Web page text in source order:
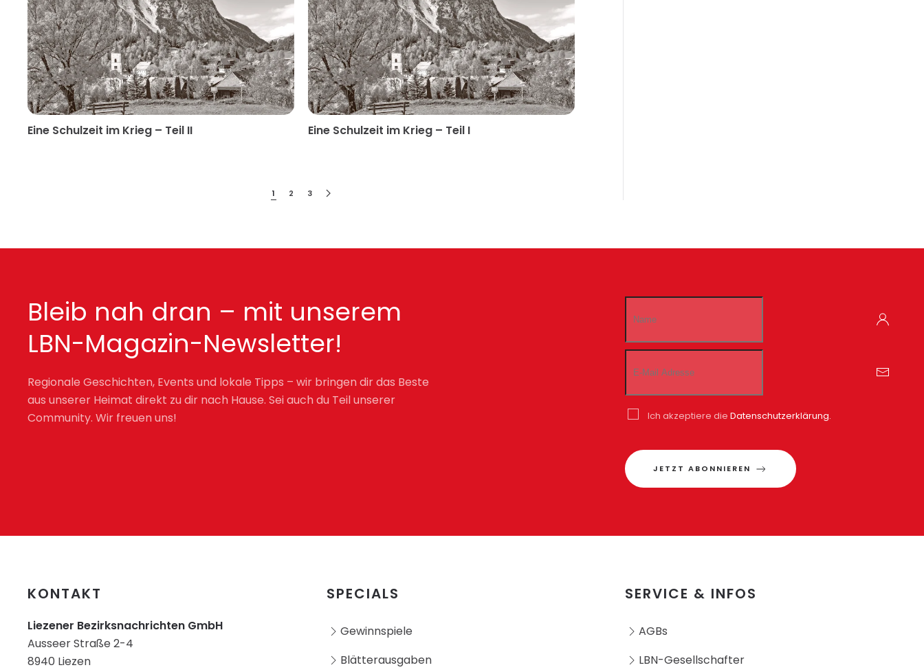
Eine Schulzeit im Krieg – Teil II Eine Schulzeit im Krieg – Teil I
1 2 3
Bleib nah dran – mit unserem
LBN-Magazin-Newsletter!
Regionale Geschichten, Events und lokale Tipps – wir bringen dir das Beste
aus unserer Heimat direkt zu dir nach Hause. Sei auch du Teil unserer
Community. Wir freuen uns!
Ich akzeptiere dieDatenschutzerklärung.
JETZT ABONNIEREN
KONTAKT
Liezener Bezirksnachrichten GmbH
Ausseer Straße 2-4
8940 Liezen
SPECIALS
Gewinnspiele
Blätterausgaben
SERVICE & INFOS
AGBs
LBN-Gesellschafter